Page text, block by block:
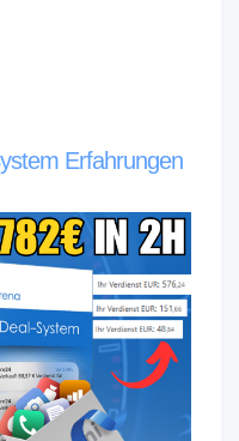
Erfahrungen